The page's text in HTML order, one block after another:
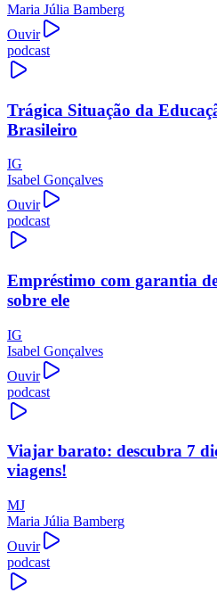
Maria Júlia Bamberg
Ouvir
podcast
Trágica Situação da
Brasileiro
IG
Isabel Gonçalves
Ouvir
podcast
Empréstimo com garantia
sobre ele
IG
Isabel Gonçalves
Ouvir
podcast
Viajar barato: descubra 7
viagens!
MJ
Maria Júlia Bamberg
Ouvir
podcast